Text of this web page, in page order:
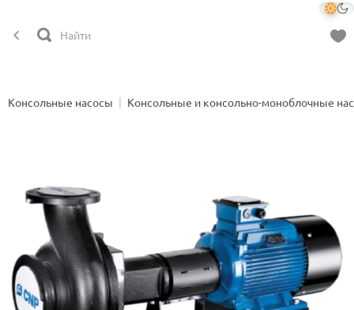
Консольные насосы Консольные и консольно-моноблочные